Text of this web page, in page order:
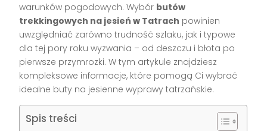
warunków pogodowych. Wybór butów
trekkingowych na jesień w Tatrach powinien
uwzględniać zarówno trudność szlaku, jak i typowe
dla tej pory roku wyzwania – od deszczu i błota po
pierwsze przymrozki. W tym artykule znajdziesz
kompleksowe informacje, które pomogą Ci wybrać
idealne buty na jesienne wyprawy tatrzańskie.
Spis treści